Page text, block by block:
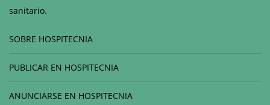
sanitario.
SOBRE HOSPITECNIA
PUBLICAR EN HOSPITECNIA
ANUNCIARSE EN HOSPITECNIA